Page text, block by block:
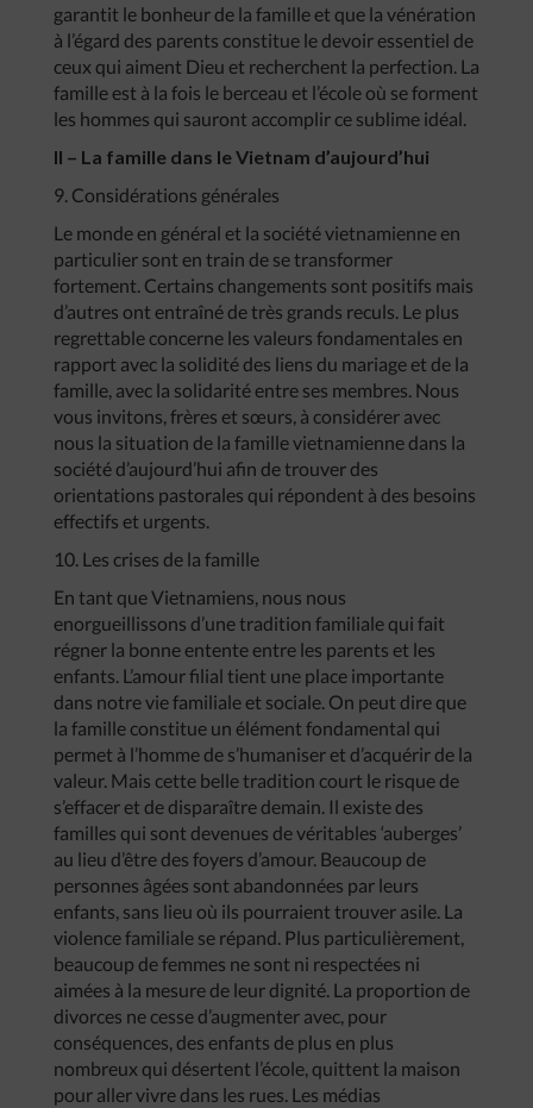
garantit le bonheur de la famille et que la vénération
à l’égard des parents constitue le devoir essentiel de
ceux qui aiment Dieu et recherchent la perfection. La
famille est à la fois le berceau et l’école où se forment
les hommes qui sauront accomplir ce sublime idéal.
II – La famille dans le Vietnam d’aujourd’hui
9. Considérations générales
Le monde en général et la société vietnamienne en
particulier sont en train de se transformer
fortement. Certains changements sont positifs mais
d’autres ont entraîné de très grands reculs. Le plus
regrettable concerne les valeurs fondamentales en
rapport avec la solidité des liens du mariage et de la
famille, avec la solidarité entre ses membres. Nous
vous invitons, frères et sœurs, à considérer avec
nous la situation de la famille vietnamienne dans la
société d’aujourd’hui afin de trouver des
orientations pastorales qui répondent à des besoins
effectifs et urgents.
10. Les crises de la famille
En tant que Vietnamiens, nous nous
enorgueillissons d’une tradition familiale qui fait
régner la bonne entente entre les parents et les
enfants. L’amour filial tient une place importante
dans notre vie familiale et sociale. On peut dire que
la famille constitue un élément fondamental qui
permet à l’homme de s’humaniser et d’acquérir de la
valeur. Mais cette belle tradition court le risque de
s’effacer et de disparaître demain. Il existe des
familles qui sont devenues de véritables ‘auberges’
au lieu d’être des foyers d’amour. Beaucoup de
personnes âgées sont abandonnées par leurs
enfants, sans lieu où ils pourraient trouver asile. La
violence familiale se répand. Plus particulièrement,
beaucoup de femmes ne sont ni respectées ni
aimées à la mesure de leur dignité. La proportion de
divorces ne cesse d’augmenter avec, pour
conséquences, des enfants de plus en plus
nombreux qui désertent l’école, quittent la maison
pour aller vivre dans les rues. Les médias